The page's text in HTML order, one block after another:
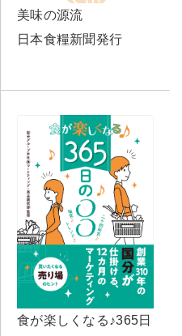
美味の源流
日本食糧新聞発行
食が楽しくなる♪365日